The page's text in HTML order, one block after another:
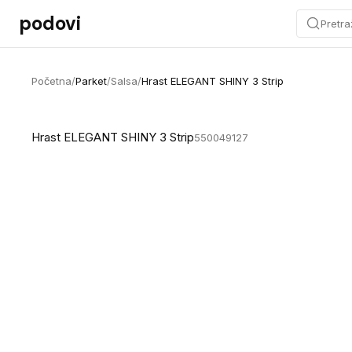
Preskoči na sadržaj
podovi
Početna/Parket/Salsa/Hrast ELEGANT SHINY 3 Strip
Hrast ELEGANT SHINY 3 Strip550049127